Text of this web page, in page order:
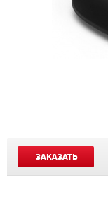
ЗАКАЗАТЬ